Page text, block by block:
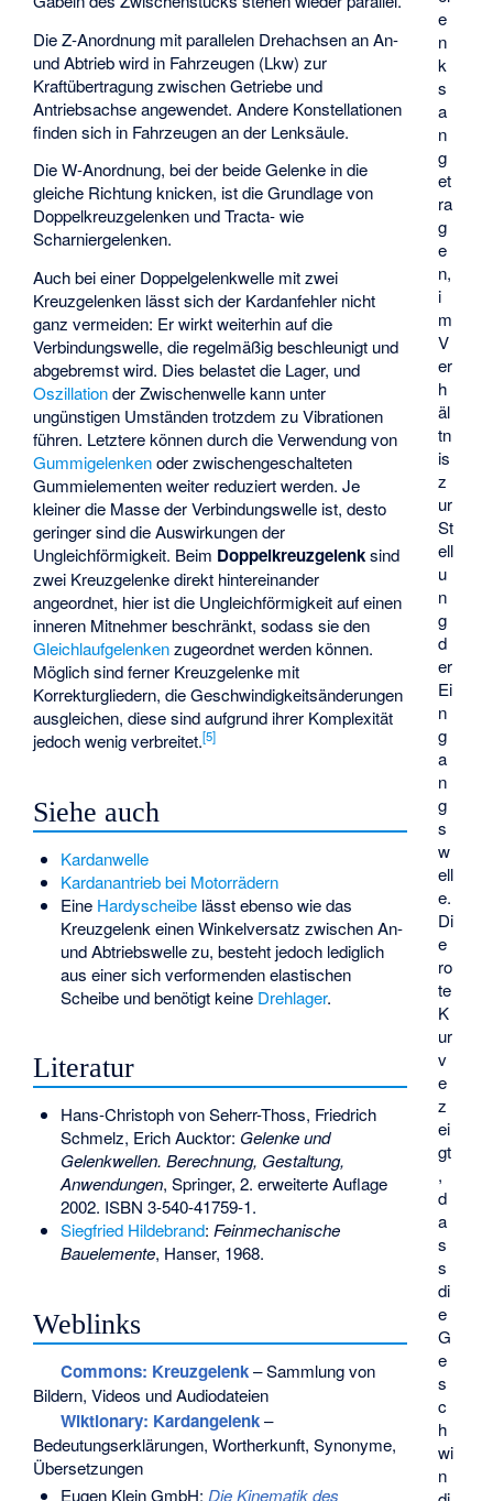
e
n
k
s
a
n
g
et
ra
g
e
n,
i
m
V
er
h
äl
tn
is
z
ur
St
ell
u
n
g
d
er
Ei
n
g
a
n
g
s
w
ell
e.
Di
e
ro
te
K
ur
v
e
z
ei
gt
,
d
a
s
s
di
e
G
e
s
c
h
wi
n
Die Z-Anordnung mit parallelen Drehachsen an An-
und Abtrieb wird in Fahrzeugen (Lkw) zur
Kraftübertragung zwischen Getriebe und
Antriebsachse angewendet. Andere Konstellationen
finden sich in Fahrzeugen an der Lenksäule.
Die W-Anordnung, bei der beide Gelenke in die
gleiche Richtung knicken, ist die Grundlage von
Doppelkreuzgelenken und Tracta- wie
Scharniergelenken.
Auch bei einer Doppelgelenkwelle mit zwei
Kreuzgelenken lässt sich der Kardanfehler nicht
ganz vermeiden: Er wirkt weiterhin auf die
Verbindungswelle, die regelmäßig beschleunigt und
abgebremst wird. Dies belastet die Lager, und
Oszillationder Zwischenwelle kann unter
ungünstigen Umständen trotzdem zu Vibrationen
führen. Letztere können durch die Verwendung von
Gummigelenkenoder zwischengeschalteten
Gummielementen weiter reduziert werden. Je
kleiner die Masse der Verbindungswelle ist, desto
geringer sind die Auswirkungen der
Ungleichförmigkeit. Beim Doppelkreuzgelenksind
zwei Kreuzgelenke direkt hintereinander
angeordnet, hier ist die Ungleichförmigkeit auf einen
inneren Mitnehmer beschränkt, sodass sie den
Gleichlaufgelenkenzugeordnet werden können.
Möglich sind ferner Kreuzgelenke mit
Korrekturgliedern, die Geschwindigkeitsänderungen
ausgleichen, diese sind aufgrund ihrer Komplexität
jedoch wenig verbreitet.[5]
Siehe auch
Kardanwelle
Kardanantrieb bei Motorrädern
Eine Hardyscheibelässt ebenso wie das
Kreuzgelenk einen Winkelversatz zwischen An-
und Abtriebswelle zu, besteht jedoch lediglich
aus einer sich verformenden elastischen
Scheibe und benötigt keine Drehlager.
Literatur
Hans-Christoph von Seherr-Thoss, Friedrich
Schmelz, Erich Aucktor: Gelenke und
Gelenkwellen. Berechnung, Gestaltung,
Anwendungen, Springer, 2. erweiterte Auflage
2002. ISBN 3-540-41759-1.
Siegfried Hildebrand: Feinmechanische
Bauelemente, Hanser, 1968.
Weblinks
Commons: Kreuzgelenk– Sammlung von
Bildern, Videos und Audiodateien
Wiktionary: Kardangelenk–
Bedeutungserklärungen, Wortherkunft, Synonyme,
Übersetzungen
Eugen Klein GmbH: Die Kinematik des